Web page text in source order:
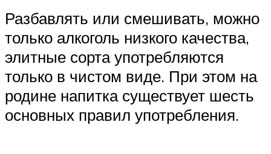
Разбавлять или смешивать, можно
только алкоголь низкого качества,
элитные сорта употребляются
только в чистом виде. При этом на
родине напитка существует шесть
основных правил употребления.